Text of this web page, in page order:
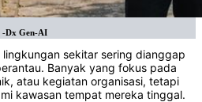
-Dx Gen-AI
lingkungan sekitar sering dianggap
Banyak yang fokus pada
atau kegiatan organisasi, tetapi
kawasan tempat mereka tinggal.